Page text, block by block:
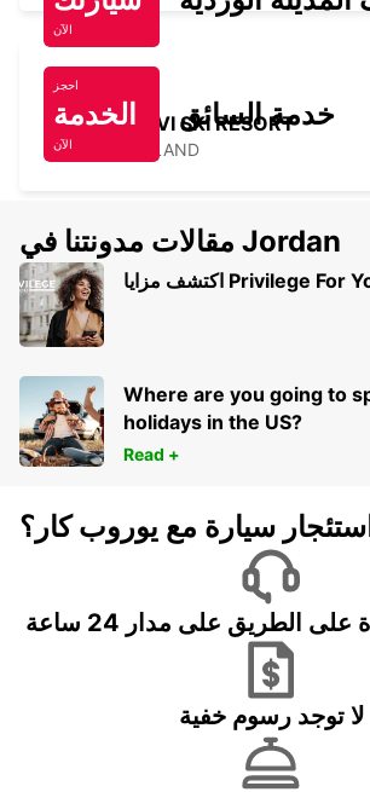
KITTILÄ, LEVI SKI RESORT
SIRKKA - FINLAND
KITTILÄ AIRPORT
KITTILA - FINLAND
الآن
احجز
الخدمة
الآن
خدمة السائق
مقالات مدونتنا في Jordan
Where are you going to
holidays in the US?
Read +
استئجار سيارة مع يوروب كار؟
الطريق على مدار 24 ساعة
لا توجد رسوم خفية